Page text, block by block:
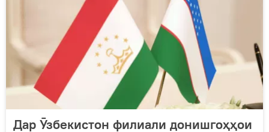
Дар Ӯзбекистон филиали донишгоҳҳои